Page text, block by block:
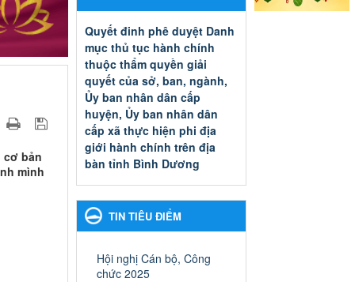
cơ bản
mình
Quyết đinh phê duyệt Danh
mục thủ tục hành chính
thuộc thẩm quyền giải
quyết của sở, ban, ngành,
Ủy ban nhân dân cấp
huyện, Ủy ban nhân dân
cấp xã thực hiện phi địa
giới hành chính trên địa
bàn tỉnh Bình Dương
thẩm quyền giải quyết của sở,
ban, ngành, Ủy ban nhân dân
cấp xã thực hiện phi địa giới
hành chính trên địa bàn tỉnh
TIN TIÊU ĐIỂM
Hội nghị Cán bộ, Công
chức 2025